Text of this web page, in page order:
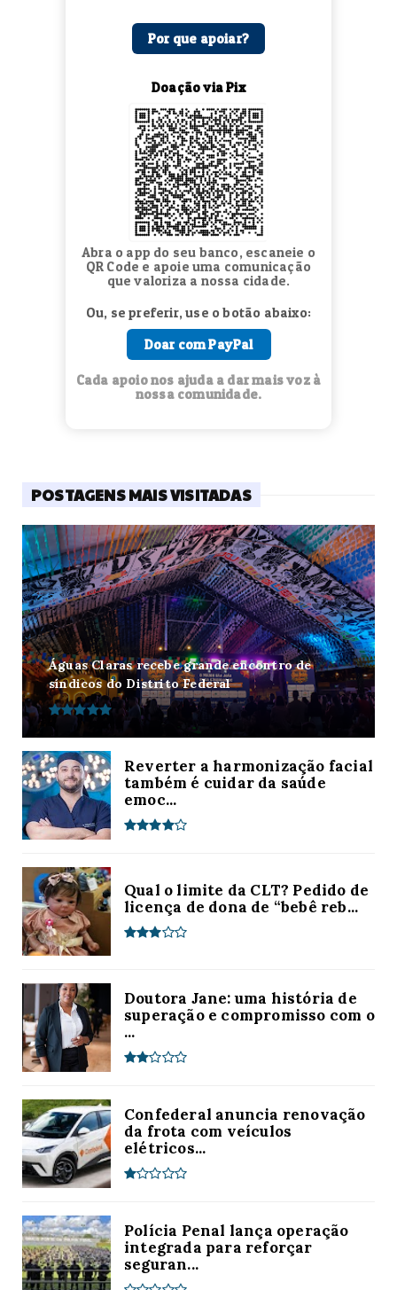
Por que apoiar?
Doação via Pix
Abra o app do seu banco, escaneie o
QR Code e apoie uma comunicação
que valoriza a nossa cidade.
Ou, se preferir, use o botão abaixo:
Doar com PayPal
Cada apoio nos ajuda a dar mais voz à
nossa comunidade.
POSTAGENS MAIS VISITADAS
Águas Claras recebe grande encontro de
síndicos do Distrito Federal
Reverter a harmonização facial
também é cuidar da saúde
emoc...
Qual o limite da CLT? Pedido de
licença de dona de “bebê reb...
Doutora Jane: uma história de
superação e compromisso com o
...
Confederal anuncia renovação
da frota com veículos
elétricos...
Polícia Penal lança operação
integrada para reforçar
seguran...